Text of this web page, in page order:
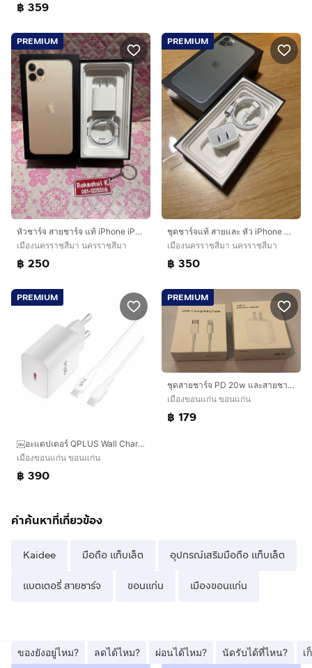
฿ 359
PREMIUM
หัวชาร์จ สายชาร์จ แท้ iPhone iPad ของแท้จากกล่อง
เมืองนครราชสีมา นครราชสีมา
฿ 250
PREMIUM
ชุดชาร์จแท้ สายและ หัว iPhone แบบชาร์จไว เต็มไว สภาพสวยใช้งานได้ปกติ
เมืองนครราชสีมา นครราชสีมา
฿ 350
PREMIUM
￼อะแดปเตอร์ QPLUS Wall Charger 1 USB-C 20W พร้อมสายชาร์จ USB-C to Lightning 1 เมตร by Banana IT
เมืองขอนแก่น ขอนแก่น
฿ 390
PREMIUM
ชุดสายชาร์จ PD 20w และสายชาร์จ type c to lighting
เมืองขอนแก่น ขอนแก่น
฿ 179
คำค้นหาที่เกี่ยวข้อง
Kaidee มือถือ แท็บเล็ต อุปกรณ์เสริมมือถือ แท็บเล็ต
แบตเตอรี่ สายชาร์จ ขอนแก่น เมืองขอนแก่น
ของยังอยู่ไหม? ลดได้ไหม? ผ่อนได้ไหม? นัดรับได้ที่ไหน? เ